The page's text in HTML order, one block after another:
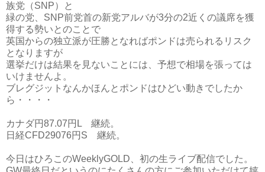
族党（SNP）と
緑の党、SNP前党首の新党アルバが3分の2近くの議席を獲
得する勢いとのことで
英国からの独立派が圧勝となればポンドは売られるリスク
となりますが
選挙だけは結果を見ないことには、予想で相場を張っては
いけませんよ。
ブレグジットなんかほんとポンドはひどい動きでしたか
ら・・・・
カナダ円87.07円L 継続。
日経CFD29076円S 継続。
今日はひろこのWeeklyGOLD、初の生ライブ配信でした。